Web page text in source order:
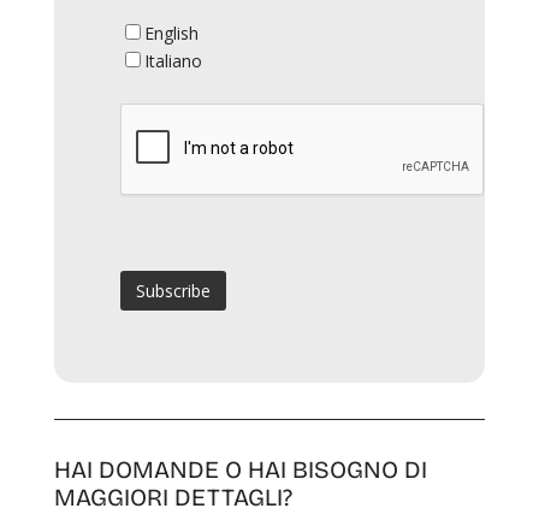
English
Italiano
HAI DOMANDE O HAI BISOGNO DI
MAGGIORI DETTAGLI?